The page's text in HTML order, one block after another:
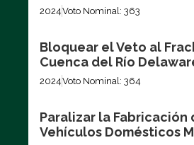
2024Voto Nominal: 363
Bloquear el Veto al
Cuenca del Río
2024Voto Nominal: 364
Paralizar la Fabricación
Vehículos Domésticos